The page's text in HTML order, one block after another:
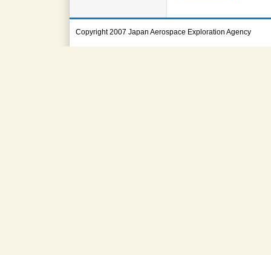
Copyright 2007 Japan Aerospace Exploration Agency